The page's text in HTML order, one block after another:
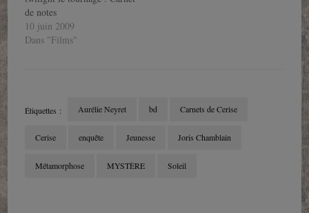
de notes
10 juin 2009
Dans "Films"
Étiquettes : Aurélie Neyret bd Carnets de Cerise
Cerise enquête Jeunesse Joris Chamblain
Métamorphose MYSTÈRE Soleil